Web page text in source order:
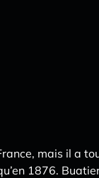
mais il a
1876.